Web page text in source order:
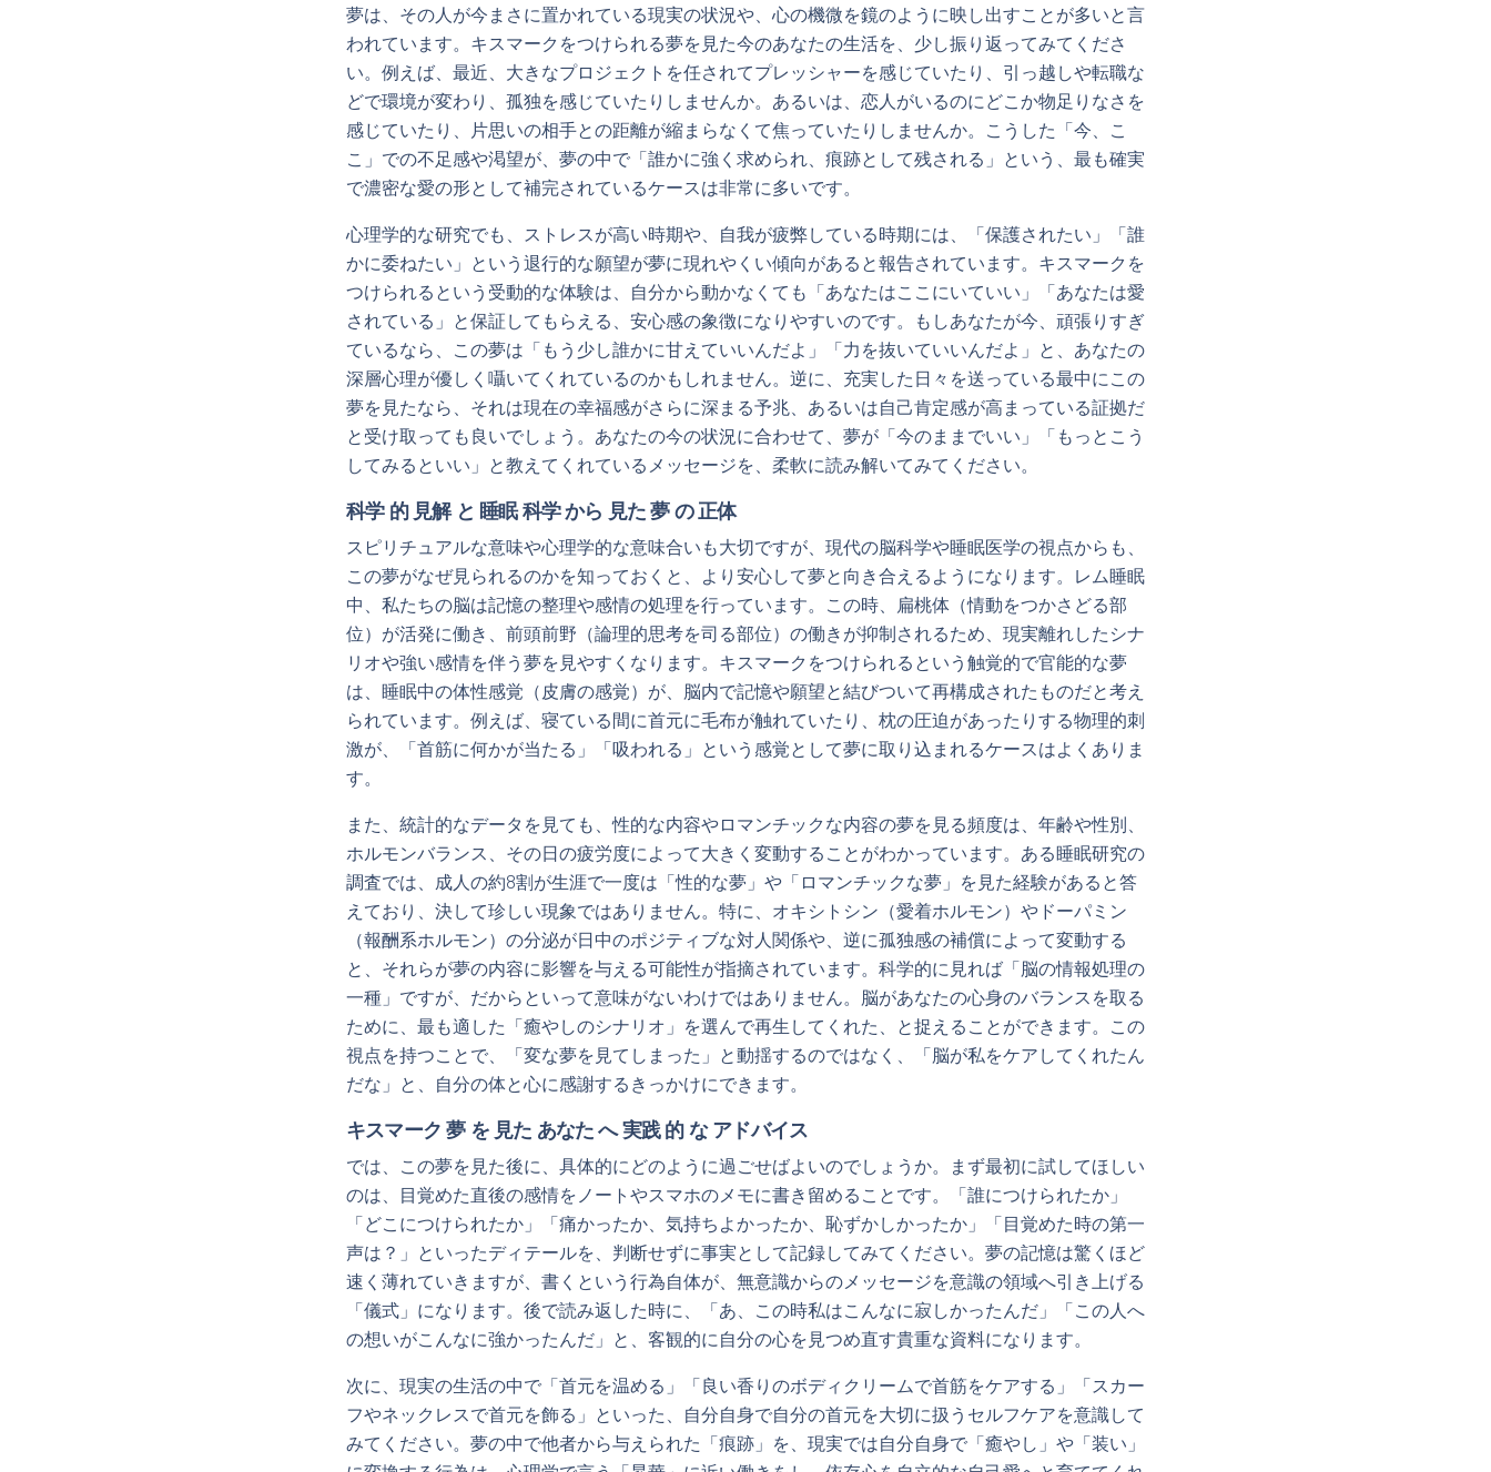
夢は、その人が今まさに置かれている現実の状況や、心の機微を鏡のように映し出すことが多いと言
われています。キスマークをつけられる夢を見た今のあなたの生活を、少し振り返ってみてくださ
い。例えば、最近、大きなプロジェクトを任されてプレッシャーを感じていたり、引っ越しや転職な
どで環境が変わり、孤独を感じていたりしませんか。あるいは、恋人がいるのにどこか物足りなさを
感じていたり、片思いの相手との距離が縮まらなくて焦っていたりしませんか。こうした「今、こ
こ」での不足感や渇望が、夢の中で「誰かに強く求められ、痕跡として残される」という、最も確実
で濃密な愛の形として補完されているケースは非常に多いです。
心理学的な研究でも、ストレスが高い時期や、自我が疲弊している時期には、「保護されたい」「誰
かに委ねたい」という退行的な願望が夢に現れやくい傾向があると報告されています。キスマークを
つけられるという受動的な体験は、自分から動かなくても「あなたはここにいていい」「あなたは愛
されている」と保証してもらえる、安心感の象徴になりやすいのです。もしあなたが今、頑張りすぎ
ているなら、この夢は「もう少し誰かに甘えていいんだよ」「力を抜いていいんだよ」と、あなたの
深層心理が優しく囁いてくれているのかもしれません。逆に、充実した日々を送っている最中にこの
夢を見たなら、それは現在の幸福感がさらに深まる予兆、あるいは自己肯定感が高まっている証拠だ
と受け取っても良いでしょう。あなたの今の状況に合わせて、夢が「今のままでいい」「もっとこう
してみるといい」と教えてくれているメッセージを、柔軟に読み解いてみてください。
科学 的 見解 と 睡眠 科学 から 見た 夢 の 正体
スピリチュアルな意味や心理学的な意味合いも大切ですが、現代の脳科学や睡眠医学の視点からも、
この夢がなぜ見られるのかを知っておくと、より安心して夢と向き合えるようになります。レム睡眠
中、私たちの脳は記憶の整理や感情の処理を行っています。この時、扁桃体（情動をつかさどる部
位）が活発に働き、前頭前野（論理的思考を司る部位）の働きが抑制されるため、現実離れしたシナ
リオや強い感情を伴う夢を見やすくなります。キスマークをつけられるという触覚的で官能的な夢
は、睡眠中の体性感覚（皮膚の感覚）が、脳内で記憶や願望と結びついて再構成されたものだと考え
られています。例えば、寝ている間に首元に毛布が触れていたり、枕の圧迫があったりする物理的刺
激が、「首筋に何かが当たる」「吸われる」という感覚として夢に取り込まれるケースはよくありま
す。
また、統計的なデータを見ても、性的な内容やロマンチックな内容の夢を見る頻度は、年齢や性別、
ホルモンバランス、その日の疲労度によって大きく変動することがわかっています。ある睡眠研究の
調査では、成人の約8割が生涯で一度は「性的な夢」や「ロマンチックな夢」を見た経験があると答
えており、決して珍しい現象ではありません。特に、オキシトシン（愛着ホルモン）やドーパミン
（報酬系ホルモン）の分泌が日中のポジティブな対人関係や、逆に孤独感の補償によって変動する
と、それらが夢の内容に影響を与える可能性が指摘されています。科学的に見れば「脳の情報処理の
一種」ですが、だからといって意味がないわけではありません。脳があなたの心身のバランスを取る
ために、最も適した「癒やしのシナリオ」を選んで再生してくれた、と捉えることができます。この
視点を持つことで、「変な夢を見てしまった」と動揺するのではなく、「脳が私をケアしてくれたん
だな」と、自分の体と心に感謝するきっかけにできます。
キスマーク 夢 を 見た あなた へ 実践 的 な アドバイス
では、この夢を見た後に、具体的にどのように過ごせばよいのでしょうか。まず最初に試してほしい
のは、目覚めた直後の感情をノートやスマホのメモに書き留めることです。「誰につけられたか」
「どこにつけられたか」「痛かったか、気持ちよかったか、恥ずかしかったか」「目覚めた時の第一
声は？」といったディテールを、判断せずに事実として記録してみてください。夢の記憶は驚くほど
速く薄れていきますが、書くという行為自体が、無意識からのメッセージを意識の領域へ引き上げる
「儀式」になります。後で読み返した時に、「あ、この時私はこんなに寂しかったんだ」「この人へ
の想いがこんなに強かったんだ」と、客観的に自分の心を見つめ直す貴重な資料になります。
次に、現実の生活の中で「首元を温める」「良い香りのボディクリームで首筋をケアする」「スカー
フやネックレスで首元を飾る」といった、自分自身で自分の首元を大切に扱うセルフケアを意識して
みてください。夢の中で他者から与えられた「痕跡」を、現実では自分自身で「癒やし」や「装い」